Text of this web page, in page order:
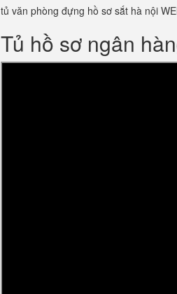
tủ văn phòng đựng hồ sơ sắt hà nội
Tủ hồ sơ ngân